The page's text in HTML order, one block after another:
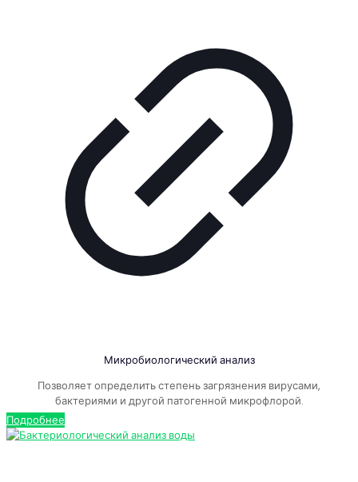
Микробиологический анализ
Позволяет определить степень загрязнения вирусами,
бактериями и другой патогенной микрофлорой.
Подробнее